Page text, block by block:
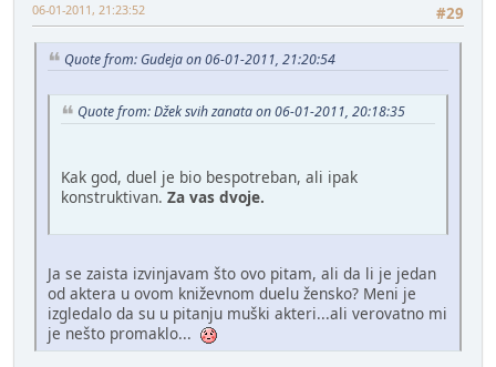
#29
06-01-2011, 21:23:52
Quote from: Gudeja on 06-01-2011, 21:20:54
Quote from: Džek svih zanata on 06-01-2011, 20:18:35
Kak god, duel je bio bespotreban, ali ipak
konstruktivan. Za vas dvoje.
Ja se zaista izvinjavam što ovo pitam, ali da li je jedan
od aktera u ovom kniževnom duelu žensko? Meni je
izgledalo da su u pitanju muški akteri...ali verovatno mi
je nešto promaklo...